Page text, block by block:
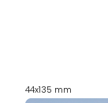
44x135 mm